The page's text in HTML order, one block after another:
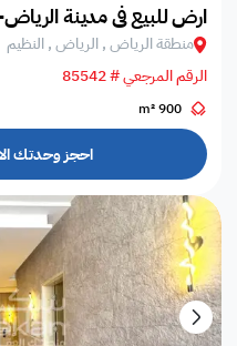
ارض للبيع في مدينة
منطقة الرياض , الرياض , النظيم
الرقم المرجعي # 85542
900 m²
احجز وحدتك